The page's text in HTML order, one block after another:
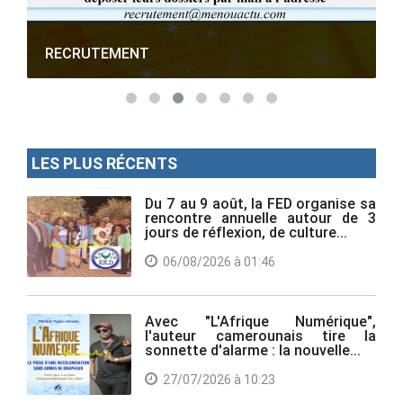
RECRUTEMENT
LES PLUS RÉCENTS
Du 7 au 9 août, la FED organise sa
rencontre annuelle autour de 3
jours de réflexion, de culture...
06/08/2026 à 01:46
Avec "L'Afrique Numérique",
l'auteur camerounais tire la
sonnette d'alarme : la nouvelle...
27/07/2026 à 10:23